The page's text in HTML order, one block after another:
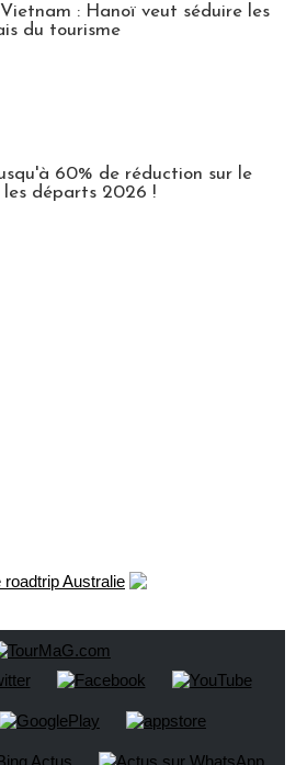
: Hanoï veut séduire les
du tourisme
60% de réduction sur le
les départs 2026 !